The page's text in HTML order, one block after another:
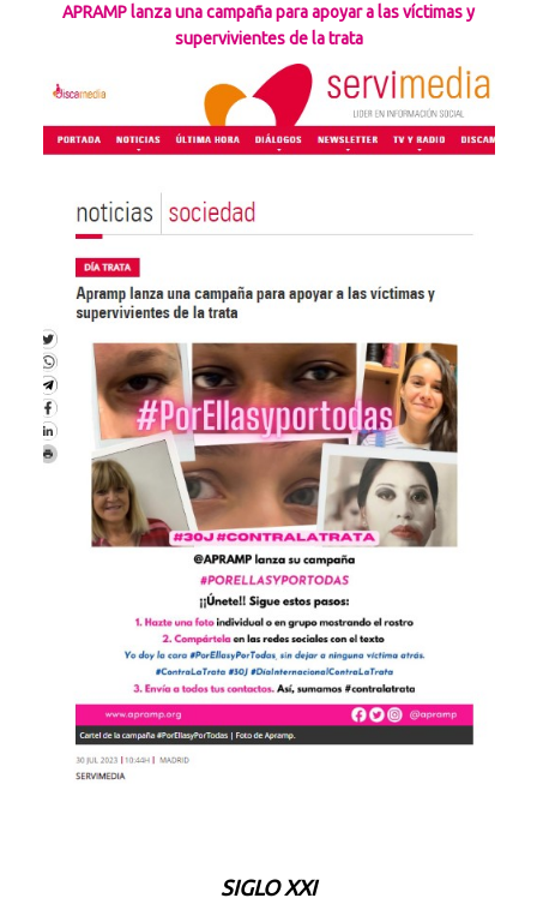
APRAMP lanza una campaña para apoyar a las víctimas y
supervivientes de la trata
SIGLO XXI